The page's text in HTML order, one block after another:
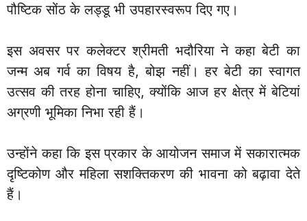
पौष्टिक सोंठ के लड्डू भी उपहारस्वरूप दिए गए।
इस अवसर पर कलेक्टर श्रीमती भदौरिया ने कहा बेटी का
जन्म अब गर्व का विषय है, बोझ नहीं। हर बेटी का स्वागत
उत्सव की तरह होना चाहिए, क्योंकि आज हर क्षेत्र में बेटियां
अग्रणी भूमिका निभा रही हैं।
उन्होंने कहा कि इस प्रकार के आयोजन समाज में सकारात्मक
दृष्टिकोण और महिला सशक्तिकरण की भावना को बढ़ावा देते
हैं।